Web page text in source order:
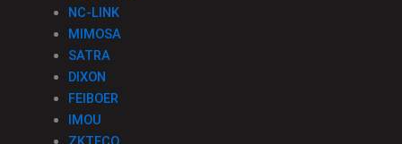
NC-LINK
MIMOSA
SATRA
DIXON
FEIBOER
IMOU